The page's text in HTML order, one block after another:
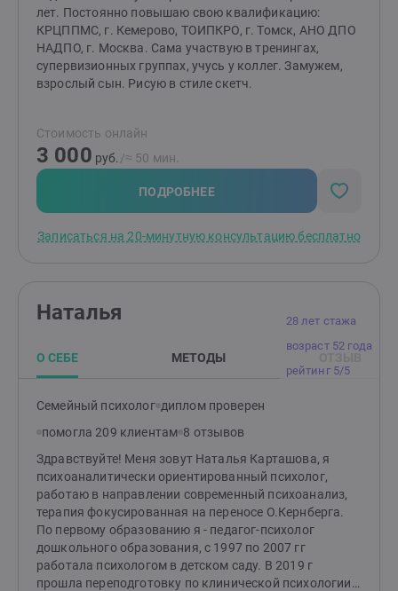
лет. Постоянно повышаю свою квалификацию:
КРЦППМС, г. Кемерово, ТОИПКРО, г. Томск, АНО ДПО
НАДПО, г. Москва. Сама участвую в тренингах,
супервизионных группах, учусь у коллег. Замужем,
взрослый сын. Рисую в стиле скетч.
Стоимость онлайн
3 000 руб. /≈ 50 мин.
ПОДРОБНЕЕ
Записаться на 20-минутную консультацию бесплатно
28 лет стажа
возраст 52 года
рейтинг 5/5
Наталья
О СЕБЕ МЕТОДЫ
Семейный психолог диплом проверен
помогла 209 клиентам 8 отзывов
Здравствуйте! Меня зовут Наталья Карташова, я
психоаналитически ориентированный психолог,
работаю в направлении современный психоанализ,
терапия фокусированная на переносе О.Кернберга.
По первому образованию я - педагог-психолог
дошкольного образования, с 1997 по 2007 гг
работала психологом в детском саду. В 2019 г
прошла переподготовку по клинической психологии,